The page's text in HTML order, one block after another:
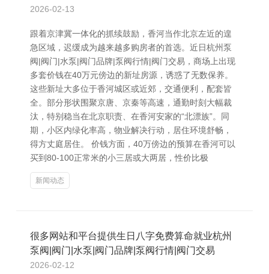
2026-02-13
跟着京津冀一体化的抓续鼓励，香河当作北京左近的遑
急区域，迟缓成为越来越多购房者的首选。近日杭州泵
阀|阀门|水泵|阀门品牌|泵阀行情|阀门交易，商场上出现
多套价钱在40万元傍边的新址房源，诱惑了无数保养。
这些新址大多位于香河城区或近郊，交通便利，配套皆
全。部分形状围聚京唐、京秦等高速，通勤时刻大幅裁
汰，特别稳当在北京职责、在香河安家的“北漂族”。同
期，小区内绿化率高，物业解决行动，居住环境舒畅，
得方丈庭居住。 价钱方面，40万傍边的预算在香河可以
买到80-100正常米的小三居或大两居，性价比极
新闻动态
很多网站和平台提供生日八字免费算命就业杭州
泵阀|阀门|水泵|阀门品牌|泵阀行情|阀门交易
2026-02-12